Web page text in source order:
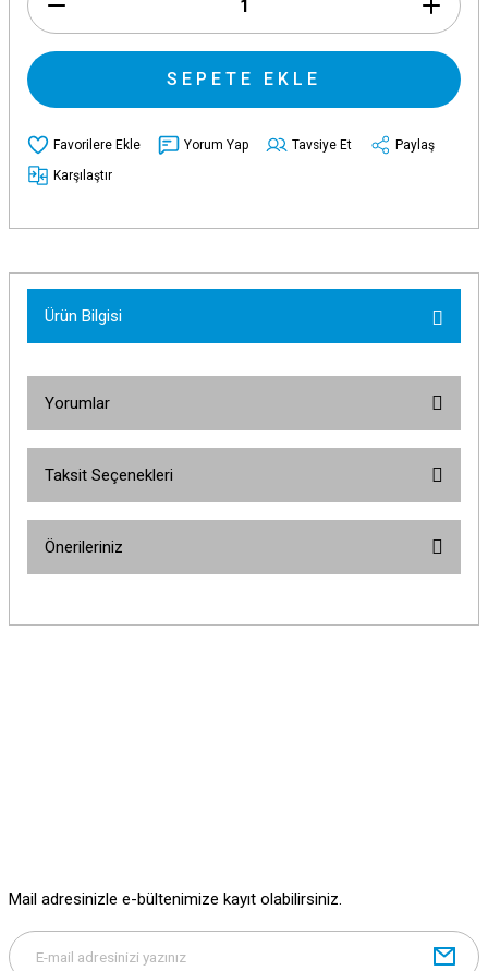
SEPETE EKLE
Yorum Yap Tavsiye Et
Paylaş
Karşılaştır
Ürün Bilgisi
Yorumlar
Taksit Seçenekleri
Önerileriniz
yetersiz gördüğünüz noktaları öneri formunu kullanarak tarafımıza
Mail adresinizle e-bültenimize kayıt olabilirsiniz.